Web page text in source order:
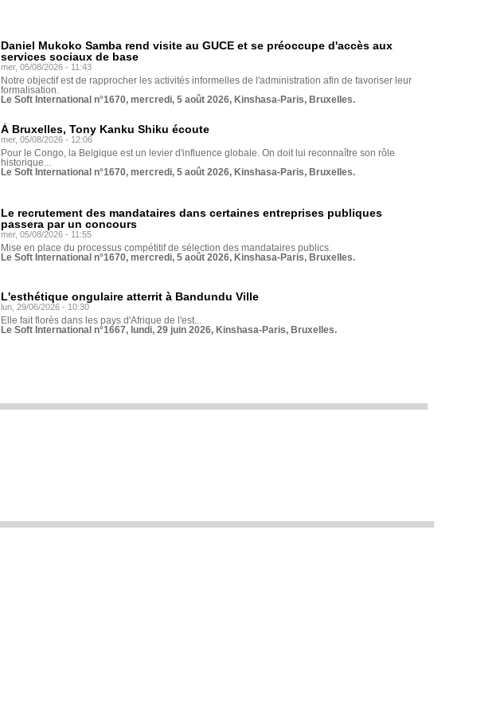
Daniel Mukoko Samba rend visite au GUCE et se préoccupe d'accès aux
services sociaux de base
mer, 05/08/2026 - 11:43
Notre objectif est de rapprocher les activités informelles de l'administration afin de favoriser leur
formalisation.
Le Soft International n°1670, mercredi, 5 août 2026, Kinshasa-Paris, Bruxelles.
À Bruxelles, Tony Kanku Shiku écoute
mer, 05/08/2026 - 12:06
Pour le Congo, la Belgique est un levier d'influence globale. On doit lui reconnaître son rôle
historique...
Le Soft International n°1670, mercredi, 5 août 2026, Kinshasa-Paris, Bruxelles.
Le recrutement des mandataires dans certaines entreprises publiques
passera par un concours
mer, 05/08/2026 - 11:55
Mise en place du processus compétitif de sélection des mandataires publics.
Le Soft International n°1670, mercredi, 5 août 2026, Kinshasa-Paris, Bruxelles.
L'esthétique ongulaire atterrit à Bandundu Ville
lun, 29/06/2026 - 10:30
Elle fait florès dans les pays d'Afrique de l'est...
Le Soft International n°1667, lundi, 29 juin 2026, Kinshasa-Paris, Bruxelles.